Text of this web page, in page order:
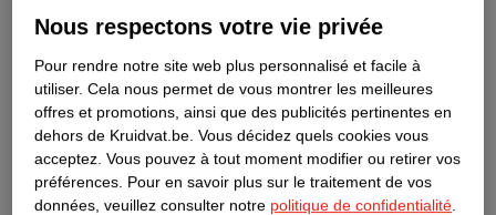
Philips Avent Biberon
Natural Airfree
SCY673/01 1+M
260ml
12.
177
Philips Avent Biberon
Avec Tétine Koala
Natural Response
SCY903/67 1m+
260ml
12.
2083
Nous respectons votre vie privée
Pour rendre notre site web plus personnalisé et facile à
utiliser. Cela nous permet de vous montrer les meilleures
offres et promotions, ainsi que des publicités pertinentes en
dehors de Kruidvat.be. Vous décidez quels cookies vous
acceptez. Vous pouvez à tout moment modifier ou retirer vos
préférences. Pour en savoir plus sur le traitement de vos
données, veuillez consulter notre politique de confidentialité